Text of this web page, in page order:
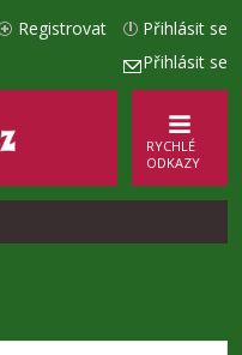
Přihlásit se
Přihlásit se
Registrovat
RYCHLÉ
ODKAZY